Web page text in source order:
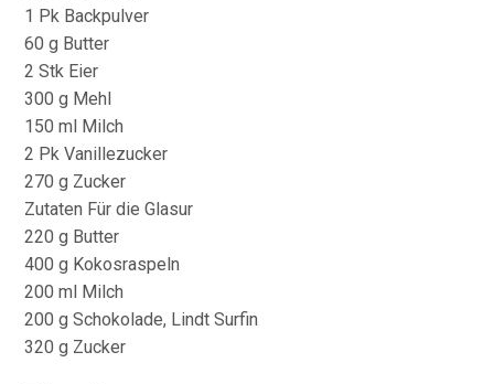
1 Pk Backpulver
60 g Butter
2 Stk Eier
300 g Mehl
150 ml Milch
2 Pk Vanillezucker
270 g Zucker
Zutaten Für die Glasur
220 g Butter
400 g Kokosraspeln
200 ml Milch
200 g Schokolade, Lindt Surfin
320 g Zucker